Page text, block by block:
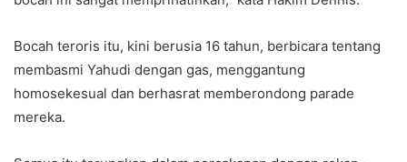
Bocah teroris itu, kini berusia 16 tahun, berbicara tentang
membasmi Yahudi dengan gas, menggantung
homosekesual dan berhasrat memberondong parade
mereka.